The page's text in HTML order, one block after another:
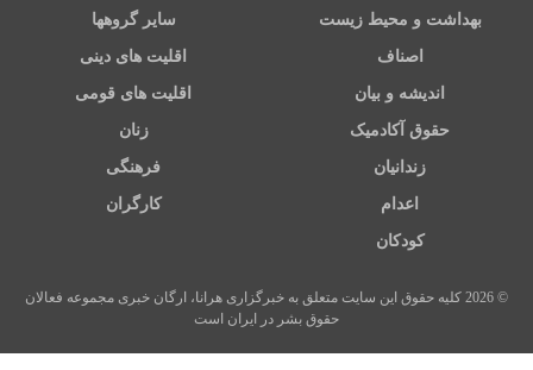
بهداشت و محیط زیست سایر گروهها
اصناف اقلیت های دینی
اندیشه و بیان اقلیت های قومی
حقوق آکادمیک زنان
زندانیان فرهنگی
اعدام کارگران
کودکان
© 2026 کلیه حقوق این سایت متعلق به خبرگزاری هرانا، ارگان خبری مجموعه فعالان
حقوق بشر در ایران است